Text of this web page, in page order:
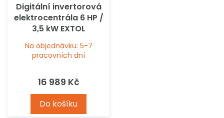
Digitální invertorová
elektrocentrála 6 HP /
3,5 kW EXTOL
Na objednávku: 5-7
pracovních dní
16 989 Kč
Do košíku